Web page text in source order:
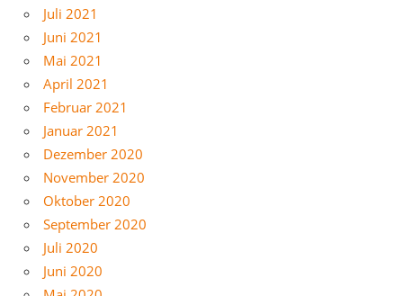
Juli 2021
Juni 2021
Mai 2021
April 2021
Februar 2021
Januar 2021
Dezember 2020
November 2020
Oktober 2020
September 2020
Juli 2020
Juni 2020